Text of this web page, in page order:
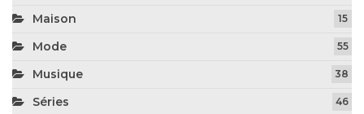
Maison 15
Mode 55
Musique 38
Séries 46